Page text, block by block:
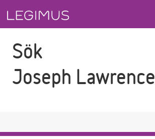
Sök
Joseph Lawrence